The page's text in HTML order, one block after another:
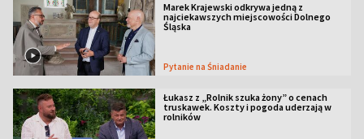
Marek Krajewski odkrywa jedną z
najciekawszych miejscowości Dolnego
Śląska
Pytanie na Śniadanie
Łukasz z „Rolnik szuka żony” o cenach
truskawek. Koszty i pogoda uderzają w
rolników